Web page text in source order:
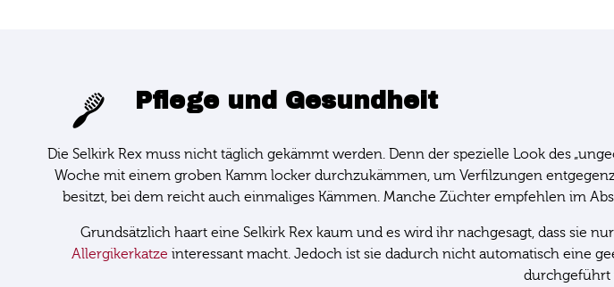
Pflege und Gesundheit
Die Selkirk Rex muss nicht täglich gekämmt werden. Denn der spezielle Look des
Woche mit einem groben Kamm locker durchzukämmen, um Verfilzungen
besitzt, bei dem reicht auch einmaliges Kämmen. Manche Züchter empfehlen im
Grundsätzlich haart eine Selkirk Rex kaum und es wird ihr nachgesagt, dass sie
Allergikerkatze interessant macht. Jedoch ist sie dadurch nicht automatisch eine